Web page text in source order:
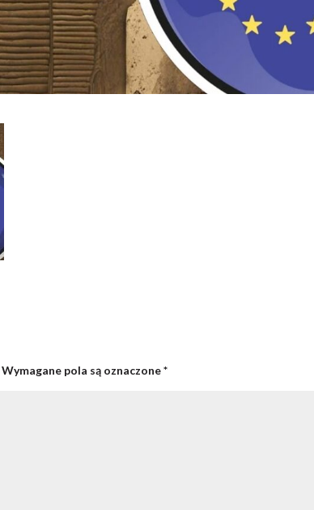
Wymagane pola są oznaczone*